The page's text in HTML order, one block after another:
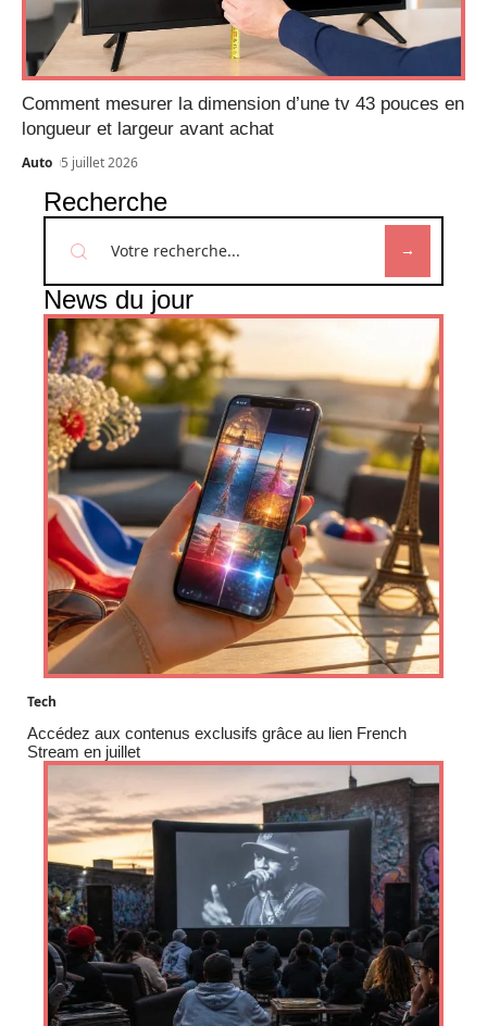
Comment mesurer la dimension d’une tv 43 pouces en
longueur et largeur avant achat
Auto 5 juillet 2026
Recherche
News du jour
Tech
Accédez aux contenus exclusifs grâce au lien French
Stream en juillet